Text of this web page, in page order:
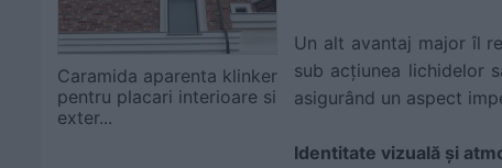
Caramida aparenta klinker
pentru placari interioare si
exter...
Un alt avantaj major îl
sub acțiunea lichidelor
asigurând un aspect
Identitate vizuală și